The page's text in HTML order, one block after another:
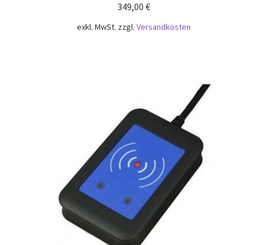
349,00 €
exkl. MwSt. zzgl. Versandkosten